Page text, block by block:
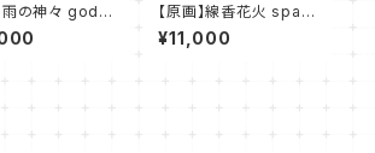
雨の神々 gods
【原画】線香花火 spark
lers
¥11,000